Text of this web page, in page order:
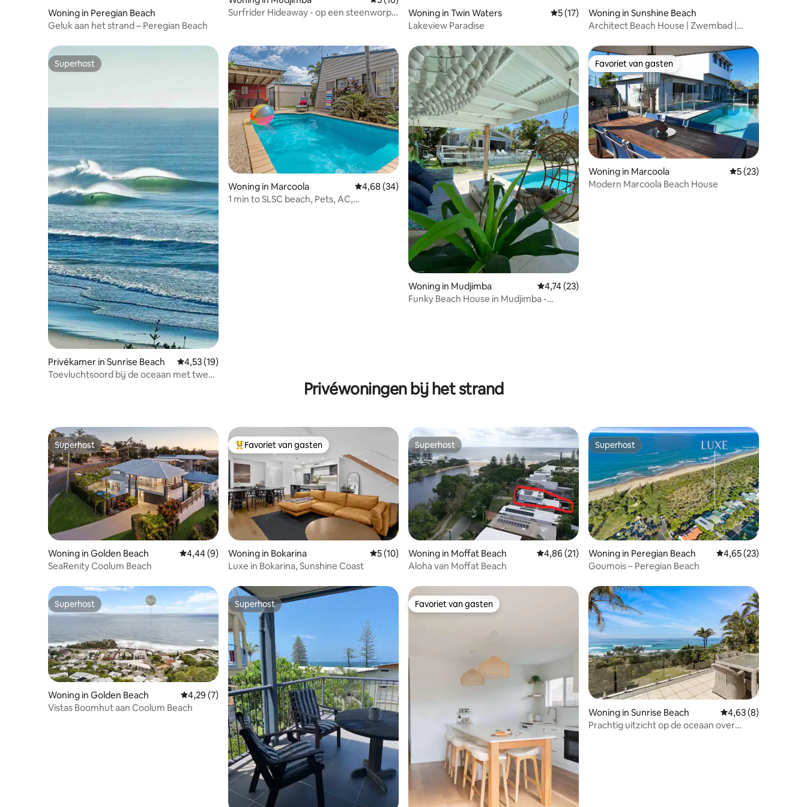
Woning in Peregian Beach
Geluk aan het strand – Peregian Beach
Surfrider Hideaway - op een steenworp
Woning in Twin Waters Gemiddelde beoordeling van 5 uit 5, 17 recensies
5 (17)
Lakeview Paradise
Woning in Sunshine Beach
Architect Beach House | Zwembad |
Superhost
Superhost
Privékamer in Sunrise Beach Gemiddelde beoordeling van 4,53 uit 5, 19 recensies
4,53 (19)
Toevluchtsoord bij de oceaan met twee
Woning in Marcoola Gemiddelde beoordeling van 4,68 uit 5, 34 recensies
4,68 (34)
1 min to SLSC beach, Pets, AC,
Woning in Mudjimba Gemiddelde beoordeling van 4,74 uit 5, 23 recensies
4,74 (23)
Funky Beach House in Mudjimba -
Favoriet van gasten
Favoriet van gasten
Woning in Marcoola Gemiddelde
5 (23)
Modern Marcoola Beach House
Privéwoningen bij het strand
Superhost
Superhost
Woning in Golden Beach Gemiddelde beoordeling van 4,44 uit 5, 9 recensies
4,44 (9)
SeaRenity Coolum Beach
Topfavoriet van gasten
Favoriet van gasten
Woning in Bokarina Gemiddelde beoordeling van 5 uit 5, 10 recensies
5 (10)
Luxe in Bokarina, Sunshine Coast
Superhost
Superhost
Woning in Moffat Beach Gemiddelde beoordeling van 4,86 uit 5, 21 recensies
4,86 (21)
Aloha van Moffat Beach
Superhost
Superhost
Woning in Peregian Beach Gemiddelde
4,65 (23)
Goumois – Peregian Beach
Superhost
Superhost
Woning in Golden Beach Gemiddelde beoordeling van 4,29 uit 5, 7 recensies
4,29 (7)
Vistas Boomhut aan Coolum Beach
Superhost
Superhost Favoriet van gasten
Favoriet van gasten
Woning in Sunrise Beach Gemiddelde
4,63 (8)
Prachtig uitzicht op de oceaan over